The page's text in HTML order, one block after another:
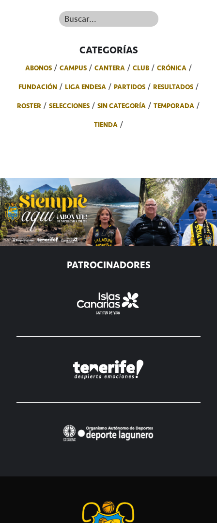
Buscar...
CATEGORÍAS
ABONOS CAMPUS CANTERA CLUB
CRÓNICA
FUNDACIÓN
LIGA ENDESA PARTIDOS
RESULTADOS
ROSTER
SELECCIONES SIN CATEGORÍA
TEMPORADA
TIENDA
PATROCINADORES